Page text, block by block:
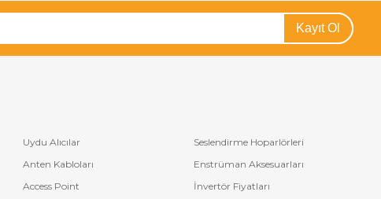
Kayıt Ol
Uydu Alıcılar
Seslendirme Hoparlörleri
Anten Kabloları
Enstrüman Aksesuarları
Access Point
İnvertör Fiyatları